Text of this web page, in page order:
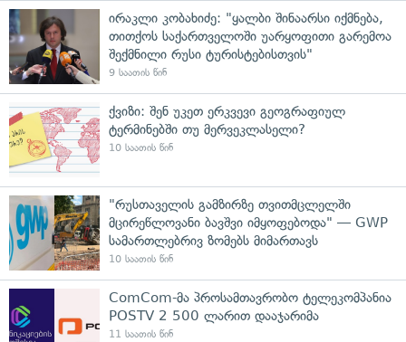
ირაკლი კობახიძე: "ყალბი შინაარსი იქმნება,
თითქოს საქართველოში უარყოფითი გარემოა
შექმნილი რუსი ტურისტებისთვის"
9 საათის წინ
ქვიზი: შენ უკეთ ერკვევი გეოგრაფიულ
ტერმინებში თუ მერვეკლასელი?
10 საათის წინ
"რუსთაველის გამზირზე თვითმცლელში
მცირეწლოვანი ბავშვი იმყოფებოდა" — GWP
სამართლებრივ ზომებს მიმართავს
10 საათის წინ
ComCom-მა პროსამთავრობო ტელეკომპანია
POSTV 2 500 ლარით დააჯარიმა
11 საათის წინ